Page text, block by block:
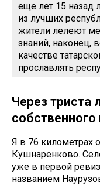
еще лет 15 назад
из лучших
жители лелеют
знаний, наконец,
качестве
прославлять
Через триста
собственного
Я в 76 километрах
Кушнаренково.
уже в первой
названием